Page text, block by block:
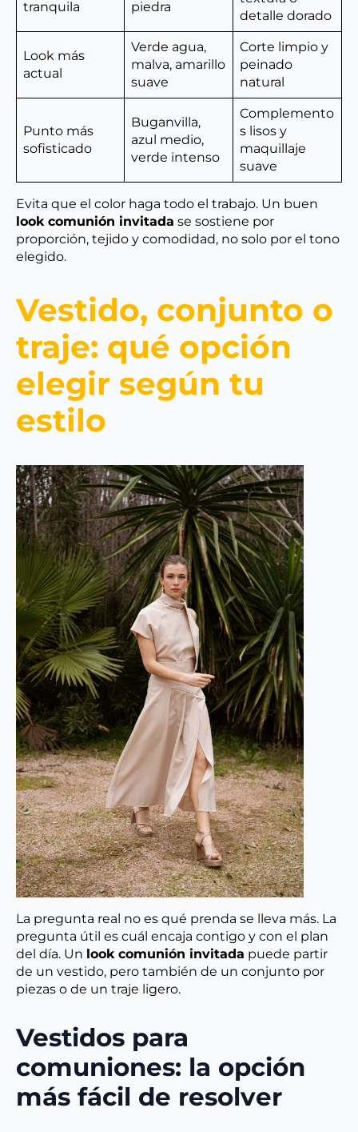
tranquila piedra
detalle dorado
Look más
actual
Verde agua,
malva, amarillo
suave
Corte limpio y
peinado
natural
Punto más
sofisticado
Buganvilla,
azul medio,
verde intenso
Complemento
s lisos y
maquillaje
suave
Evita que el color haga todo el trabajo. Un buen
look comunión invitada se sostiene por
proporción, tejido y comodidad, no solo por el tono
elegido.
Vestido, conjunto o
traje: qué opción
elegir según tu
estilo
La pregunta real no es qué prenda se lleva más. La
pregunta útil es cuál encaja contigo y con el plan
del día. Un look comunión invitada puede partir
de un vestido, pero también de un conjunto por
piezas o de un traje ligero.
Vestidos para
comuniones: la opción
más fácil de resolver